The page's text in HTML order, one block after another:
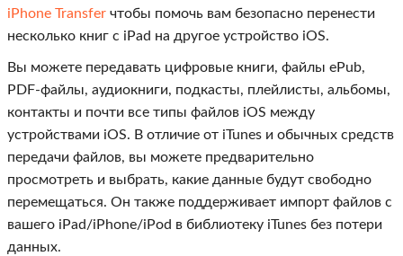
iPhone Transfer чтобы помочь вам безопасно перенести
несколько книг с iPad на другое устройство iOS.
Вы можете передавать цифровые книги, файлы ePub,
PDF-файлы, аудиокниги, подкасты, плейлисты, альбомы,
контакты и почти все типы файлов iOS между
устройствами iOS. В отличие от iTunes и обычных средств
передачи файлов, вы можете предварительно
просмотреть и выбрать, какие данные будут свободно
перемещаться. Он также поддерживает импорт файлов с
вашего iPad/iPhone/iPod в библиотеку iTunes без потери
данных.